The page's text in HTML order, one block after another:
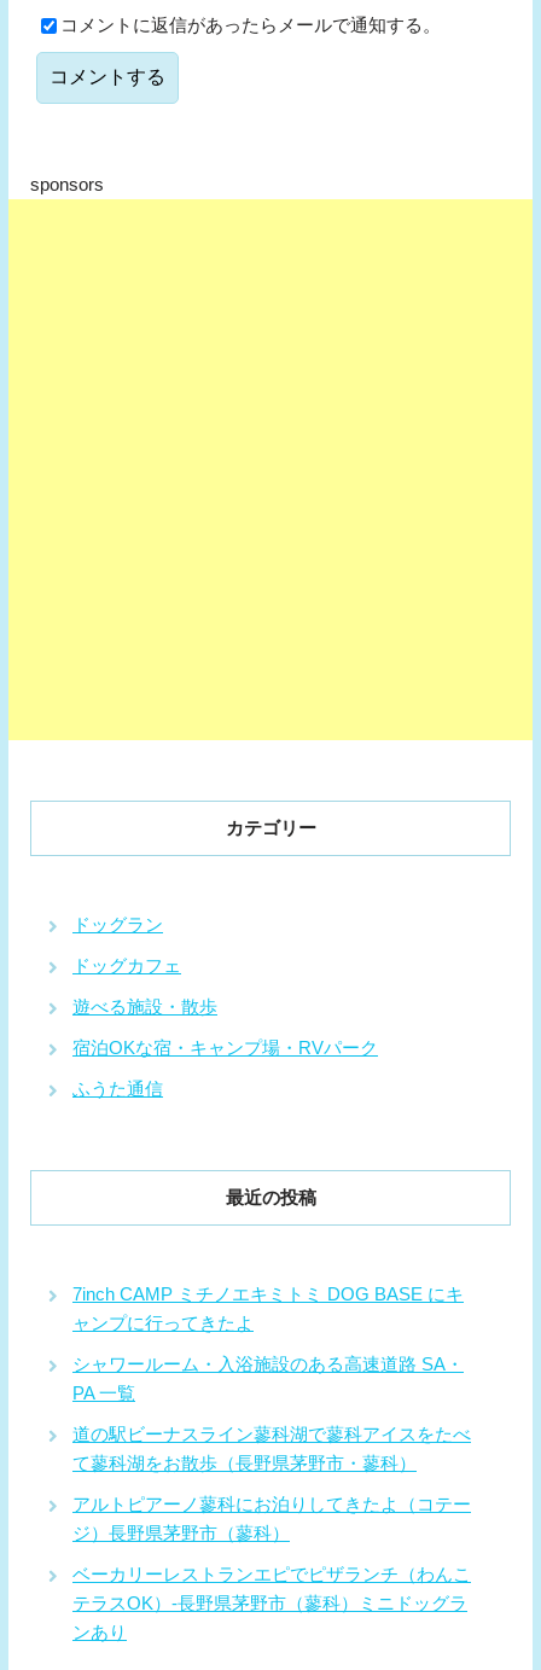
コメントに返信があったらメールで通知する。
sponsors
カテゴリー
ドッグラン
ドッグカフェ
遊べる施設・散歩
宿泊OKな宿・キャンプ場・RVパーク
ふうた通信
最近の投稿
7inch CAMP ミチノエキミトミ DOG BASE にキ
ャンプに行ってきたよ
シャワールーム・入浴施設のある高速道路 SA・
PA 一覧
道の駅ビーナスライン蓼科湖で蓼科アイスをたべ
て蓼科湖をお散歩（長野県茅野市・蓼科）
アルトピアーノ蓼科にお泊りしてきたよ（コテー
ジ）長野県茅野市（蓼科）
ベーカリーレストランエピでピザランチ（わんこ
テラスOK）-長野県茅野市（蓼科）ミニドッグラ
ンあり